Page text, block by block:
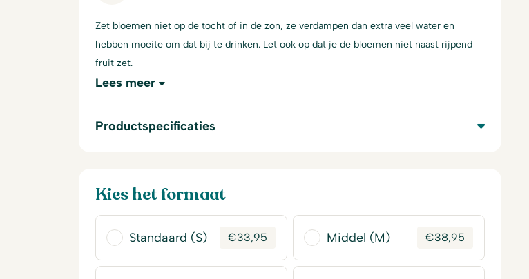
Zet bloemen niet op de tocht of in de zon, ze verdampen dan extra veel water en
hebben moeite om dat bij te drinken. Let ook op dat je de bloemen niet naast rijpend
fruit zet.
Lees meer
Productspecificaties
Kies het formaat
Standaard (S) €33,95 Middel (M) €38,95